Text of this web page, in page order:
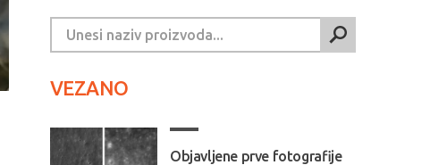
VEZANO
Objavljene prve fotografije